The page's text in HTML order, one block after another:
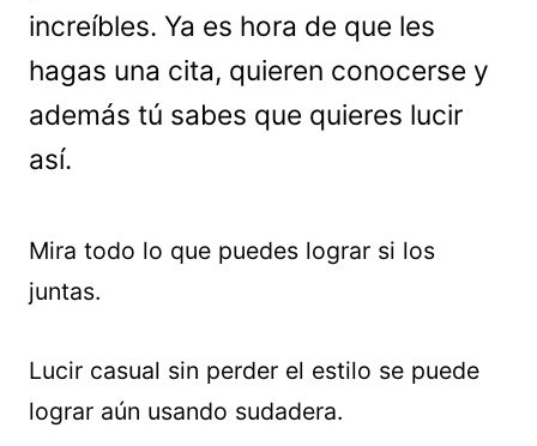
increíbles. Ya es hora de que les
hagas una cita, quieren conocerse y
además tú sabes que quieres lucir
así.
Mira todo lo que puedes lograr si los
juntas.
Lucir casual sin perder el estilo se puede
lograr aún usando sudadera.